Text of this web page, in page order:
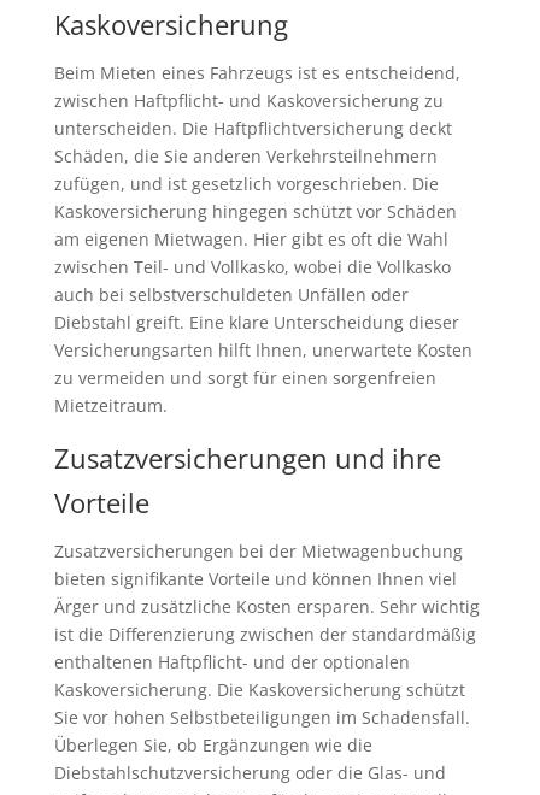
Kaskoversicherung
Beim Mieten eines Fahrzeugs ist es entscheidend,
zwischen Haftpflicht- und Kaskoversicherung zu
unterscheiden. Die Haftpflichtversicherung deckt
Schäden, die Sie anderen Verkehrsteilnehmern
zufügen, und ist gesetzlich vorgeschrieben. Die
Kaskoversicherung hingegen schützt vor Schäden
am eigenen Mietwagen. Hier gibt es oft die Wahl
zwischen Teil- und Vollkasko, wobei die Vollkasko
auch bei selbstverschuldeten Unfällen oder
Diebstahl greift. Eine klare Unterscheidung dieser
Versicherungsarten hilft Ihnen, unerwartete Kosten
zu vermeiden und sorgt für einen sorgenfreien
Mietzeitraum.
Zusatzversicherungen und ihre
Vorteile
Zusatzversicherungen bei der Mietwagenbuchung
bieten signifikante Vorteile und können Ihnen viel
Ärger und zusätzliche Kosten ersparen. Sehr wichtig
ist die Differenzierung zwischen der standardmäßig
enthaltenen Haftpflicht- und der optionalen
Kaskoversicherung. Die Kaskoversicherung schützt
Sie vor hohen Selbstbeteiligungen im Schadensfall.
Überlegen Sie, ob Ergänzungen wie die
Diebstahlschutzversicherung oder die Glas- und